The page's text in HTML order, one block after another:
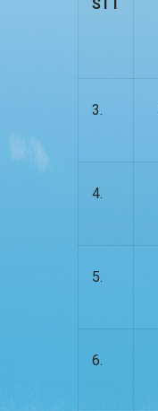
STT
3.
4.
5.
6.